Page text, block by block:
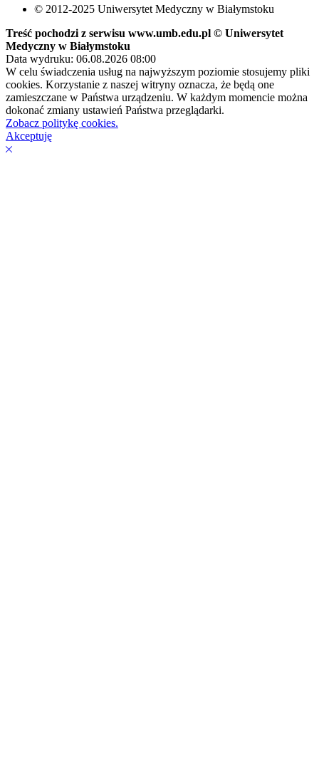
© 2012-2025 Uniwersytet Medyczny w Białymstoku
Treść pochodzi z serwisu www.umb.edu.pl © Uniwersytet
Medyczny w Białymstoku
Data wydruku: 06.08.2026 08:00
W celu świadczenia usług na najwyższym poziomie stosujemy pliki
cookies. Korzystanie z naszej witryny oznacza, że będą one
zamieszczane w Państwa urządzeniu. W każdym momencie można
dokonać zmiany ustawień Państwa przeglądarki.
Zobacz politykę cookies.
Akceptuję